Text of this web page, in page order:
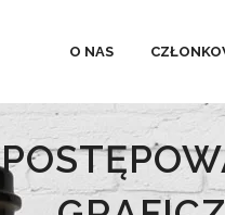
O NAS